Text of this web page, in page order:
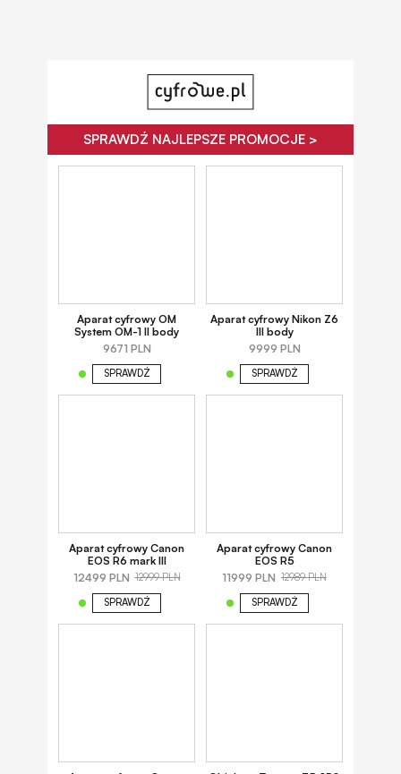
SPRAWDŹ NAJLEPSZE PROMOCJE >
Aparat cyfrowy OM
System OM-1 II body
9671 PLN
SPRAWDŹ
Aparat cyfrowy Nikon Z6
III body
9999 PLN
SPRAWDŹ
Aparat cyfrowy Canon
EOS R6 mark III
12499 PLN 12999 PLN
SPRAWDŹ
Aparat cyfrowy Canon
EOS R5
11999 PLN 12989 PLN
SPRAWDŹ